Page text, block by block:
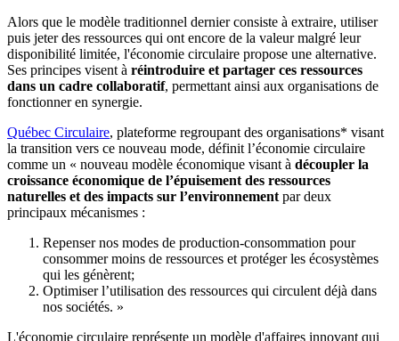
Alors que le modèle traditionnel dernier consiste à extraire, utiliser
puis jeter des ressources qui ont encore de la valeur malgré leur
disponibilité limitée, l'économie circulaire propose une alternative.
Ses principes visent à réintroduire et partager ces ressources
dans un cadre collaboratif, permettant ainsi aux organisations de
fonctionner en synergie.
Québec Circulaire, plateforme regroupant des organisations* visant
la transition vers ce nouveau mode, définit l’économie circulaire
comme un « nouveau modèle économique visant à découpler la
croissance économique de l’épuisement des ressources
naturelles et des impacts sur l’environnement par deux
principaux mécanismes :
Repenser nos modes de production-consommation pour
consommer moins de ressources et protéger les écosystèmes
qui les génèrent;
Optimiser l’utilisation des ressources qui circulent déjà dans
nos sociétés. »
L'économie circulaire représente un modèle d'affaires innovant qui